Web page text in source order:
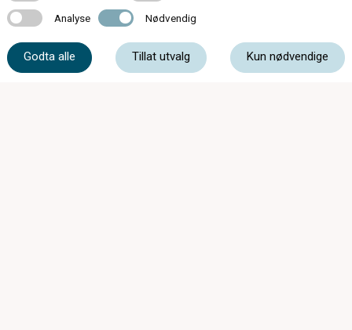
Analyse Analyse Nødvendig Nødvendig
Godta alle Tillat utvalg Kun nødvendige